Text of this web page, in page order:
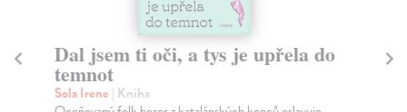
Dal jsem ti oči, a tys je upřela do
temnot
Sola Irene | Kniha